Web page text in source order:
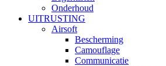
Onderhoud
UITRUSTING
Airsoft
Bescherming
Camouflage
Communicatie